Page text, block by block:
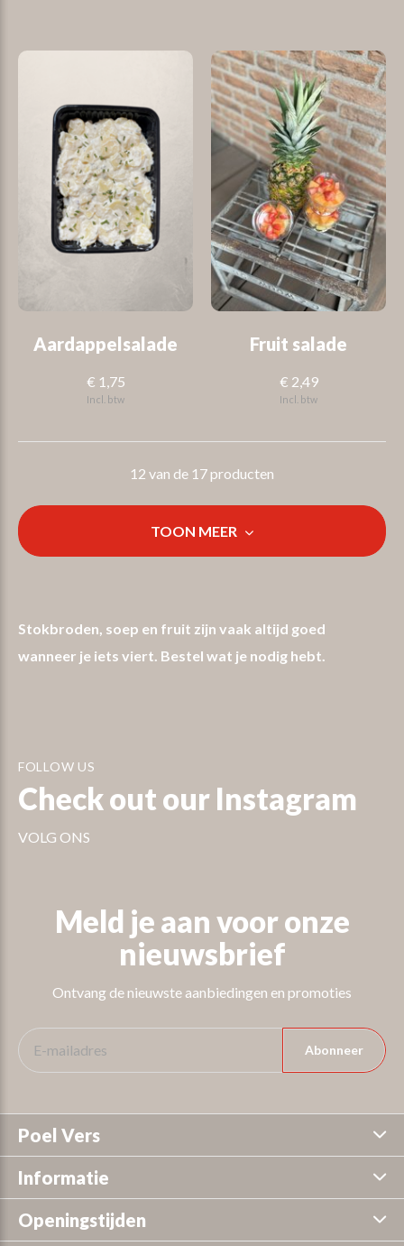
Aardappelsalade
€ 1,75
Incl. btw
Fruit salade
€ 2,49
Incl. btw
12 van de 17 producten
TOON MEER
Stokbroden, soep en fruit zijn vaak altijd goed
wanneer je iets viert. Bestel wat je nodig hebt.
FOLLOW US
Check out our Instagram
VOLG ONS
Meld je aan voor onze
nieuwsbrief
Ontvang de nieuwste aanbiedingen en promoties
Abonneer
Poel Vers
Informatie
Openingstijden